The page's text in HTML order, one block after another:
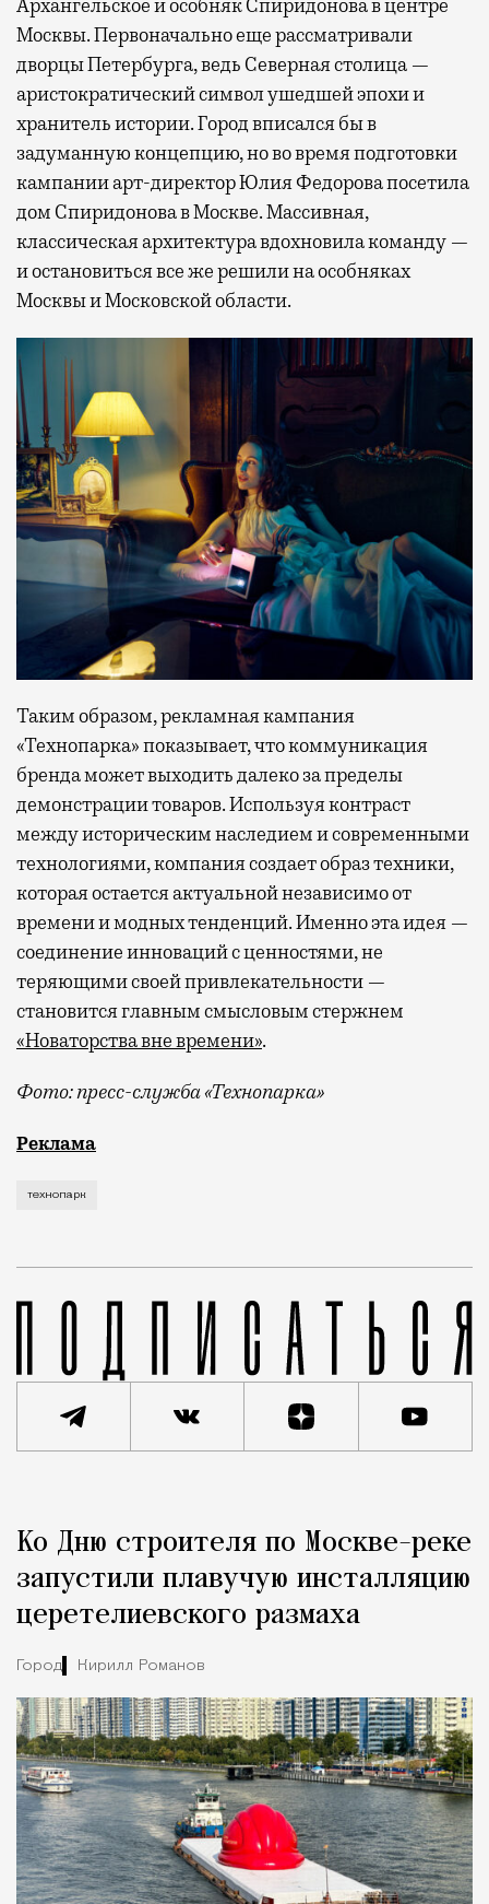
Архангельское и особняк Спиридонова в центре
Москвы. Первоначально еще рассматривали
дворцы Петербурга, ведь Северная столица —
аристократический символ ушедшей эпохи и
хранитель истории. Город вписался бы в
задуманную концепцию, но во время подготовки
кампании арт-директор Юлия Федорова посетила
дом Спиридонова в Москве. Массивная,
классическая архитектура вдохновила команду —
и остановиться все же решили на особняках
Москвы и Московской области.
Таким образом, рекламная кампания
«Технопарка» показывает, что коммуникация
бренда может выходить далеко за пределы
демонстрации товаров. Используя контраст
между историческим наследием и современными
технологиями, компания создает образ техники,
которая остается актуальной независимо от
времени и модных тенденций. Именно эта идея —
соединение инноваций с ценностями, не
теряющими своей привлекательности —
становится главным смысловым стержнем
«Новаторства вне времени».
Фото: пресс-служба «Технопарка»
Рекламные кампании техники редко выходят за
Реклама
технопарк
Город
Ко Дню строителя по Москве-реке
запустили плавучую инсталляцию
церетелиевского размаха
Город Кирилл Романов